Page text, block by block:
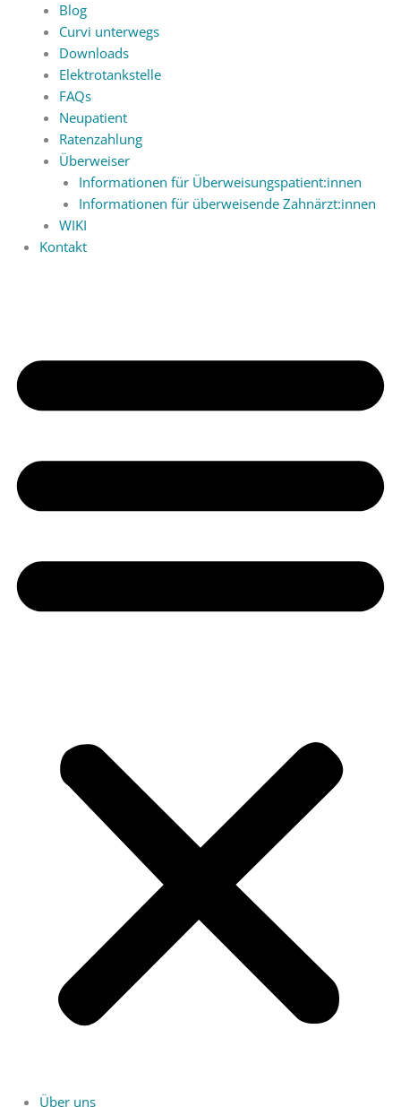
Blog
Curvi unterwegs
Downloads
Elektrotankstelle
FAQs
Neupatient
Ratenzahlung
Überweiser
Informationen für Überweisungspatient:innen
Informationen für überweisende Zahnärzt:innen
WIKI
Kontakt
Über uns